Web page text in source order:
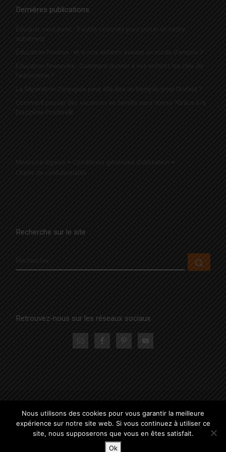
Dernières publications
Éduquer sans punir : 5 outils concrets pour poser un cadre
autrement
Éducation Positive : et si nos enfants avaient un mode d’emploi ?
Éducation financière : Comment donner à vos enfants les clés de
l’autonomie ?
La Séparation Conjugale peut-elle être un tremplin pour l’Enfant ?
Comment passer des vacances en famille sans stress ?Grâce à la
Discipline Positive®
Mentions légales – Conditions générales d’utilisation –
Charte de confidentialité
Recherche sur le site
RECHERCHER
Retrouvez-nous sur les réseaux sociaux
Propulsé parWP– Réalisé avec the Thème Customizr
Nous utilisons des cookies pour vous garantir la meilleure
expérience sur notre site web. Si vous continuez à utiliser ce
site, nous supposerons que vous en êtes satisfait.
Ok